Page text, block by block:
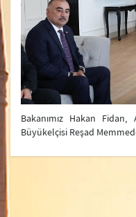
Bakanlık Duyuruları
Basın Bilgi Notları
Bakanımız Hakan
Büyükelçisi Reşad